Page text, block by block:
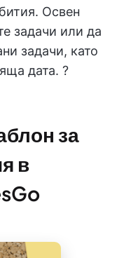
Освен
задачи или да
задачи, като
дата. ?
за
в